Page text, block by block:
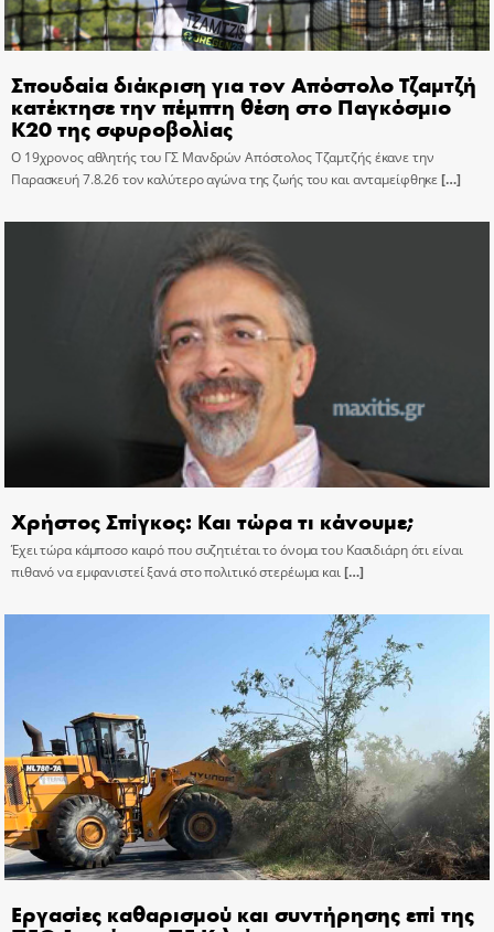
Σπουδαία διάκριση για τον Απόστολο Τζαμτζή
κατέκτησε την πέμπτη θέση στο Παγκόσμιο
Κ20 της σφυροβολίας
Ο 19χρονος αθλητής του ΓΣ Μανδρών Απόστολος Τζαμτζής έκανε την
Παρασκευή 7.8.26 τον καλύτερο αγώνα της ζωής του και ανταμείφθηκε[…]
Χρήστος Σπίγκος: Και τώρα τι κάνουμε;
Έχει τώρα κάμποσο καιρό που συζητιέται το όνομα του Κασιδιάρη ότι είναι
πιθανό να εμφανιστεί ξανά στο πολιτικό στερέωμα και[…]
Εργασίες καθαρισμού και συντήρησης επί της